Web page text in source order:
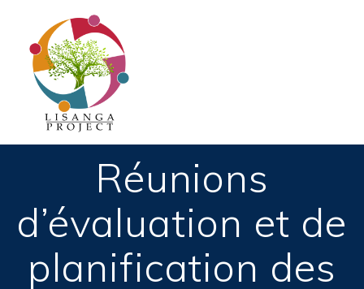
Réunions
d’évaluation et de
planification des